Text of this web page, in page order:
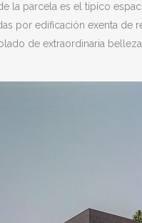
la parcela es el típico
por edificación exenta de
de extraordinaria belleza.